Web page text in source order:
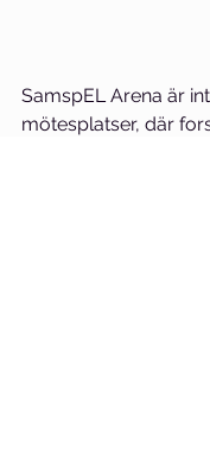
SamspEL Arena är
mötesplatser, där